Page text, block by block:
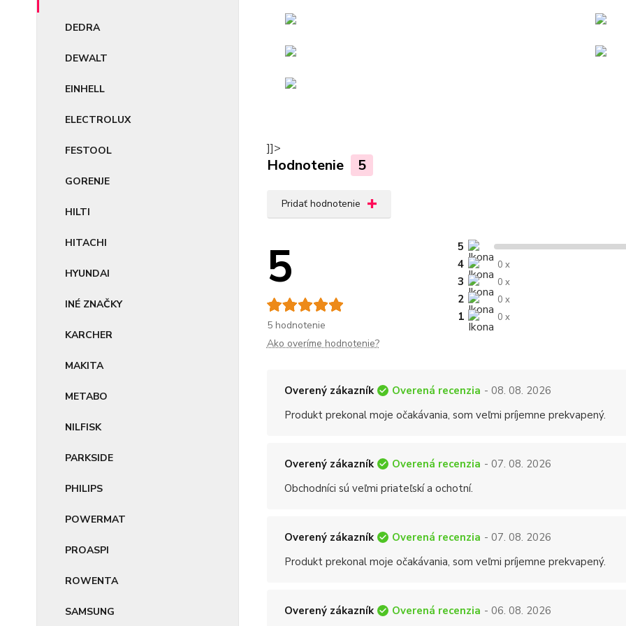
DEDRA
DEWALT
EINHELL
ELECTROLUX
FESTOOL
GORENJE
HILTI
HITACHI
HYUNDAI
INÉ ZNAČKY
KARCHER
MAKITA
METABO
NILFISK
PARKSIDE
PHILIPS
POWERMAT
PROASPI
ROWENTA
SAMSUNG
]]>
Hodnotenie 5
Pridať hodnotenie
5
5 hodnotenie
5
4
0 x
3 0 x
2 0 x
1 0 x
Ako overíme hodnotenie?
Overený zákazník Overená recenzia - 08. 08. 2026
Produkt prekonal moje očakávania, som veľmi príjemne prekvapený.
Overený zákazník Overená recenzia - 07. 08. 2026
Obchodníci sú veľmi priateľskí a ochotní.
Overený zákazník Overená recenzia - 07. 08. 2026
Produkt prekonal moje očakávania, som veľmi príjemne prekvapený.
Overený zákazník Overená recenzia - 06. 08. 2026